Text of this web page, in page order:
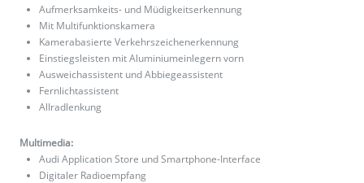
Aufmerksamkeits- und Müdigkeitserkennung
Mit Multifunktionskamera
Kamerabasierte Verkehrszeichenerkennung
Einstiegsleisten mit Aluminiumeinlegern vorn
Ausweichassistent und Abbiegeassistent
Fernlichtassistent
Allradlenkung
Multimedia:
Audi Application Store und Smartphone-Interface
Digitaler Radioempfang